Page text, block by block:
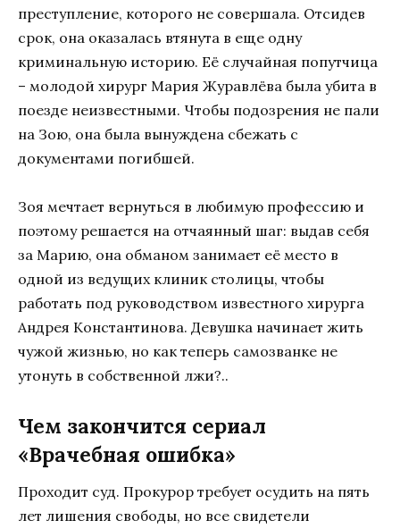
преступление, которого не совершала. Отсидев
срок, она оказалась втянута в еще одну
криминальную историю. Её случайная попутчица
– молодой хирург Мария Журавлёва была убита в
поезде неизвестными. Чтобы подозрения не пали
на Зою, она была вынуждена сбежать с
документами погибшей.
Зоя мечтает вернуться в любимую профессию и
поэтому решается на отчаянный шаг: выдав себя
за Марию, она обманом занимает её место в
одной из ведущих клиник столицы, чтобы
работать под руководством известного хирурга
Андрея Константинова. Девушка начинает жить
чужой жизнью, но как теперь самозванке не
утонуть в собственной лжи?..
Чем закончится сериал
«Врачебная ошибка»
Проходит суд. Прокурор требует осудить на пять
лет лишения свободы, но все свидетели